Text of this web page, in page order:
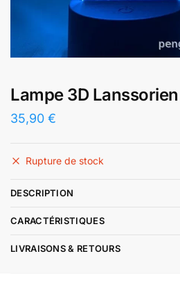
Lampe 3D Lanssorien
35,90 €
Rupture de stock
DESCRIPTION
CARACTÉRISTIQUES
LIVRAISONS & RETOURS